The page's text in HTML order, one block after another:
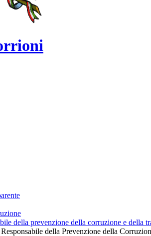
della prevenzione della corruzione e della
della Prevenzione della